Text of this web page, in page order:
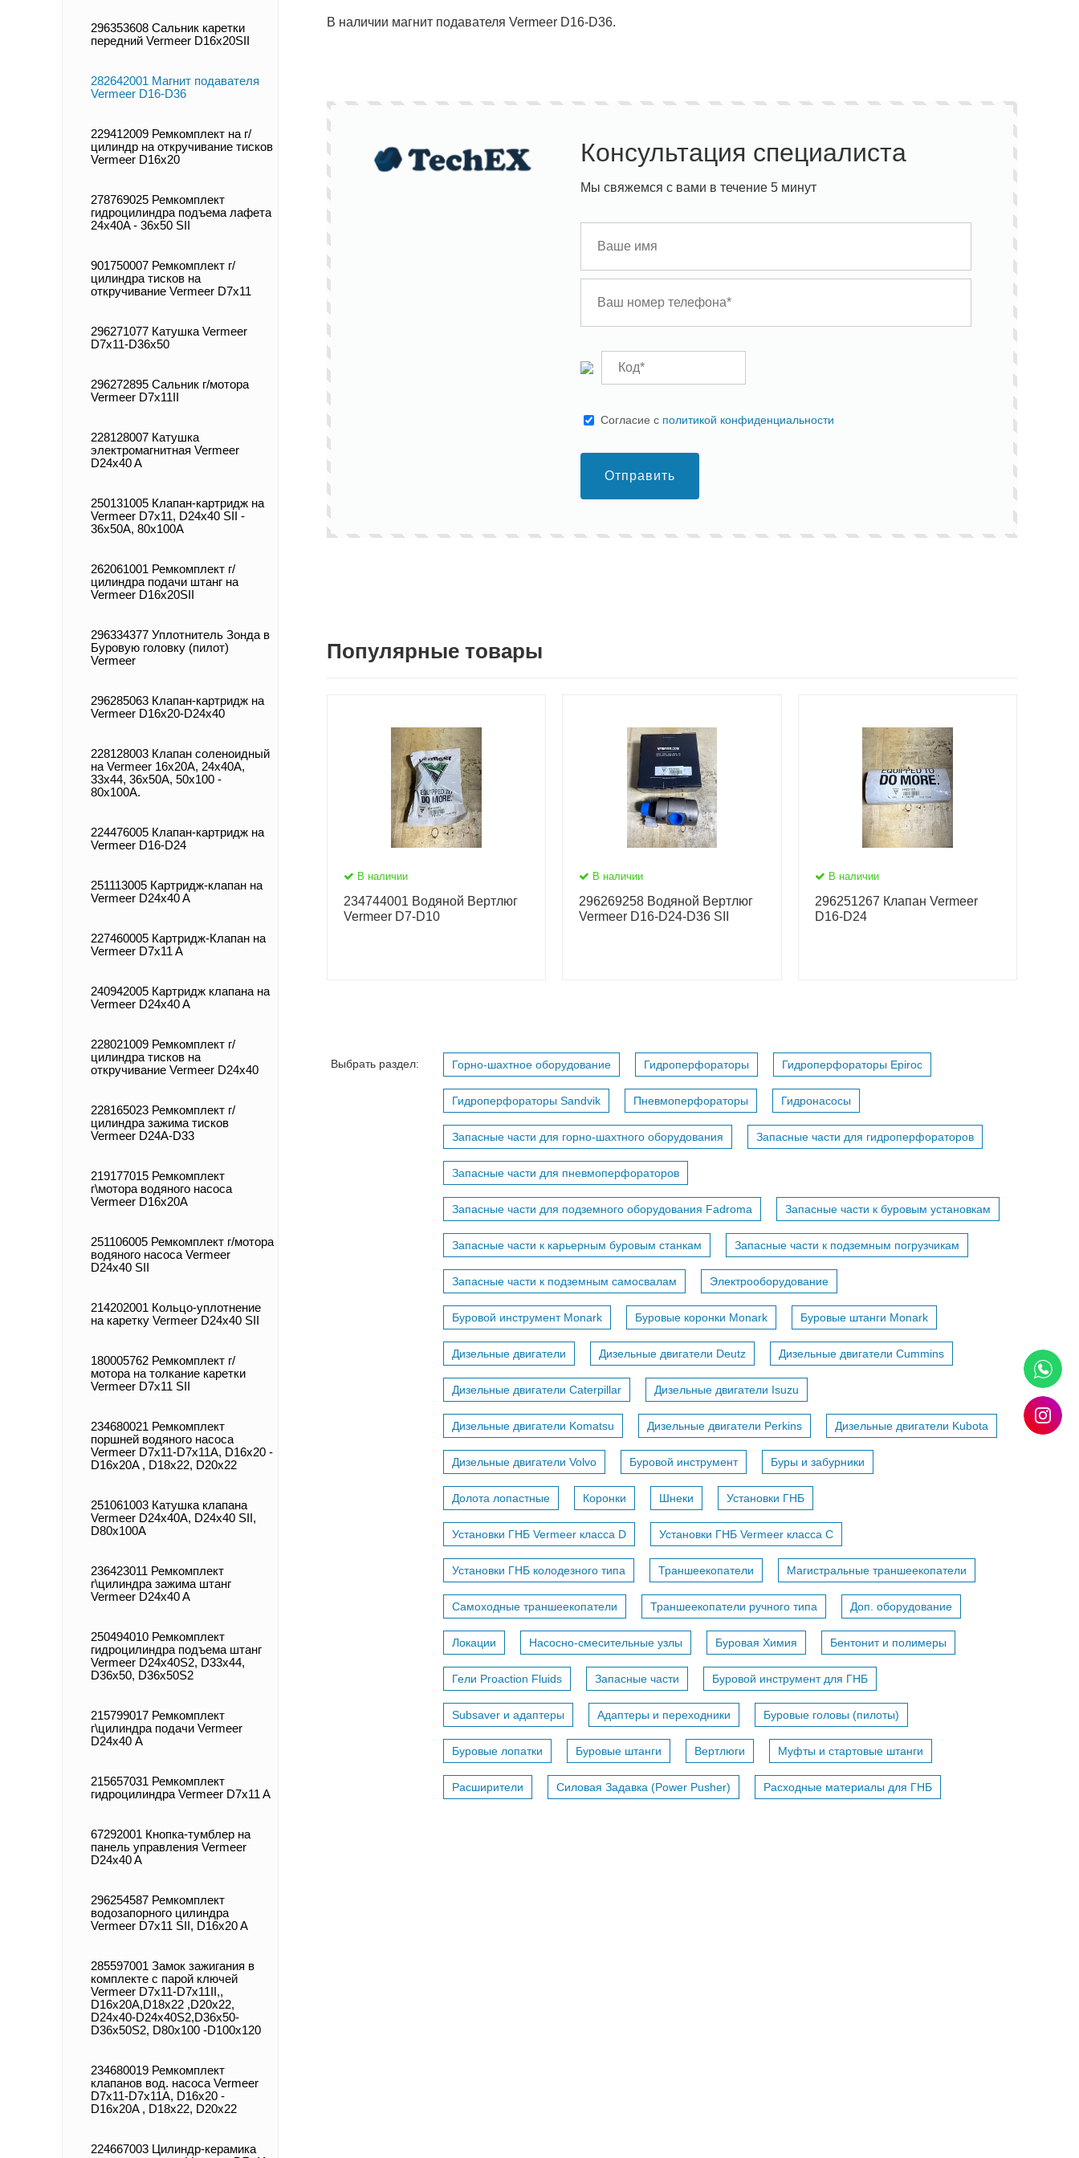
296353608 Сальник каретки
передний Vermeer D16x20SII
282642001 Магнит подавателя
Vermeer D16-D36
229412009 Ремкомплект на г/
цилиндр на откручивание тисков
Vermeer D16x20
278769025 Ремкомплект
гидроцилиндра подъема лафета
24x40A - 36x50 SII
901750007 Ремкомплект г/
цилиндра тисков на
откручивание Vermeer D7x11
296271077 Катушка Vermeer
D7x11-D36x50
296272895 Сальник г/мотора
Vermeer D7x11II
228128007 Катушка
электромагнитная Vermeer
D24x40 A
250131005 Клапан-картридж на
Vermeer D7х11, D24x40 SII -
36x50A, 80x100A
262061001 Ремкомплект г/
цилиндра подачи штанг на
Vermeer D16x20SII
296334377 Уплотнитель Зонда в
Буровую головку (пилот)
Vermeer
296285063 Клапан-картридж на
Vermeer D16x20-D24x40
228128003 Клапан соленоидный
на Vermeer 16х20А, 24х40А,
33х44, 36х50А, 50х100 -
80х100А.
224476005 Клапан-картридж на
Vermeer D16-D24
251113005 Картридж-клапан на
Vermeer D24x40 A
227460005 Картридж-Клапан на
Vermeer D7x11 A
240942005 Картридж клапана на
Vermeer D24x40 A
228021009 Ремкомплект г/
цилиндра тисков на
откручивание Vermeer D24x40
228165023 Ремкомплект г/
цилиндра зажима тисков
Vermeer D24А-D33
219177015 Ремкомплект
г\мотора водяного насоса
Vermeer D16x20A
251106005 Ремкомплект г/мотора
водяного насоса Vermeer
D24x40 SII
214202001 Кольцо-уплотнение
на каретку Vermeer D24x40 SII
180005762 Ремкомплект г/
мотора на толкание каретки
Vermeer D7x11 SII
234680021 Ремкомплект
поршней водяного насоса
Vermeer D7x11-D7x11A, D16x20 -
D16x20A , D18x22, D20x22
251061003 Катушка клапана
Vermeer D24x40A, D24x40 SII,
D80x100A
236423011 Ремкомплект
г\цилиндра зажима штанг
Vermeer D24x40 A
250494010 Ремкомплект
гидроцилиндра подъема штанг
Vermeer D24x40S2, D33x44,
D36x50, D36x50S2
215799017 Ремкомплект
г\цилиндра подачи Vermeer
D24х40 А
215657031 Ремкомплект
гидроцилиндра Vermeer D7x11 A
67292001 Кнопка-тумблер на
панель управления Vermeer
D24x40 A
296254587 Ремкомплект
водозапорного цилиндра
Vermeer D7x11 SII, D16x20 A
285597001 Замок зажигания в
комплекте с парой ключей
Vermeer D7x11-D7x11II,,
D16x20A,D18x22 ,D20x22,
D24x40-D24x40S2,D36x50-
D36x50S2, D80x100 -D100x120
234680019 Ремкомплект
клапанов вод. насоса Vermeer
D7x11-D7x11A, D16x20 -
D16x20A , D18x22, D20x22
224667003 Цилиндр-керамика
В наличии магнит подавателя Vermeer D16-D36.
Консультация специалиста
Мы свяжемся с вами в течение 5 минут
Cогласие с политикой конфиденциальности
Отправить
Популярные товары
В наличии
234744001 Водяной Вертлюг
Vermeer D7-D10
В наличии
296269258 Водяной Вертлюг
Vermeer D16-D24-D36 SII
В наличии
296251267 Клапан Vermeer
D16-D24
Выбрать раздел: Горно-шахтное оборудование Гидроперфораторы Гидроперфораторы Epiroc
Гидроперфораторы Sandvik Пневмоперфораторы Гидронасосы
Запасные части для горно-шахтного оборудования Запасные части для гидроперфораторов
Запасные части для пневмоперфораторов
Запасные части для подземного оборудования Fadroma Запасные части к буровым установкам
Запасные части к карьерным буровым станкам Запасные части к подземным погрузчикам
Запасные части к подземным самосвалам Электрооборудование
Буровой инструмент Monark Буровые коронки Monark Буровые штанги Monark
Дизельные двигатели Дизельные двигатели Deutz Дизельные двигатели Cummins
Дизельные двигатели Caterpillar Дизельные двигатели Isuzu
Дизельные двигатели Komatsu Дизельные двигатели Perkins Дизельные двигатели Kubota
Дизельные двигатели Volvo Буровой инструмент Буры и забурники
Долота лопастные Коронки Шнеки Установки ГНБ
Установки ГНБ Vermeer класса D Установки ГНБ Vermeer класса С
Установки ГНБ колодезного типа Траншеекопатели Магистральные траншеекопатели
Самоходные траншеекопатели Траншеекопатели ручного типа Доп. оборудование
Локации Насосно-смесительные узлы Буровая Химия Бентонит и полимеры
Гели Proaction Fluids Запасные части Буровой инструмент для ГНБ
Subsaver и адаптеры Адаптеры и переходники Буровые головы (пилоты)
Буровые лопатки Буровые штанги Вертлюги Муфты и стартовые штанги
Расширители Силовая Задавка (Power Pusher) Расходные материалы для ГНБ